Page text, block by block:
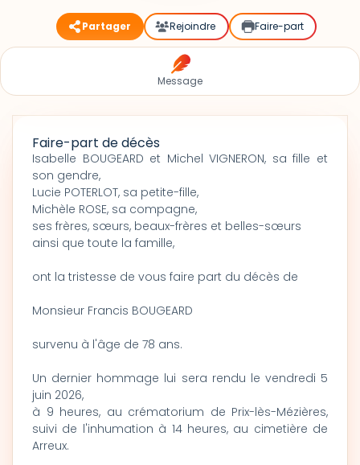
Partager Rejoindre Faire-part
Message
Faire-part de décès
Isabelle BOUGEARD et Michel VIGNERON, sa fille et
son gendre,
Lucie POTERLOT, sa petite-fille,
Michèle ROSE, sa compagne,
ses frères, sœurs, beaux-frères et belles-sœurs
ainsi que toute la famille,
ont la tristesse de vous faire part du décès de
Monsieur Francis BOUGEARD
survenu à l'âge de 78 ans.
Un dernier hommage lui sera rendu le vendredi 5
juin 2026,
à 9 heures, au crématorium de Prix-lès-Mézières,
suivi de l'inhumation à 14 heures, au cimetière de
Arreux.